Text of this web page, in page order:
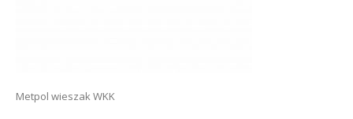
Metpol wieszak WKK